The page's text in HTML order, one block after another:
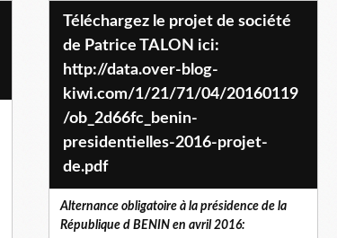
Téléchargez le projet de société
de Patrice TALON ici:
http://data.over-blog-
kiwi.com/1/21/71/04/20160119
/ob_2d66fc_benin-
presidentielles-2016-projet-
de.pdf
Alternance obligatoire à la présidence de la
République d BENIN en avril 2016: